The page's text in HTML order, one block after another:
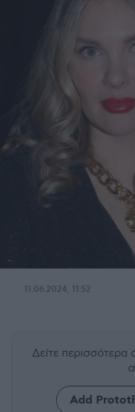
11.06.2024, 11:52
Δείτε
Add